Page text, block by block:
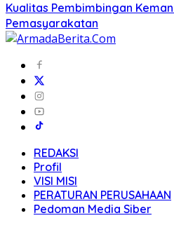
Kualitas Pembimbingan
Pemasyarakatan
REDAKSI
Profil
VISI MISI
PERATURAN PERUSAHAAN
Pedoman Media Siber